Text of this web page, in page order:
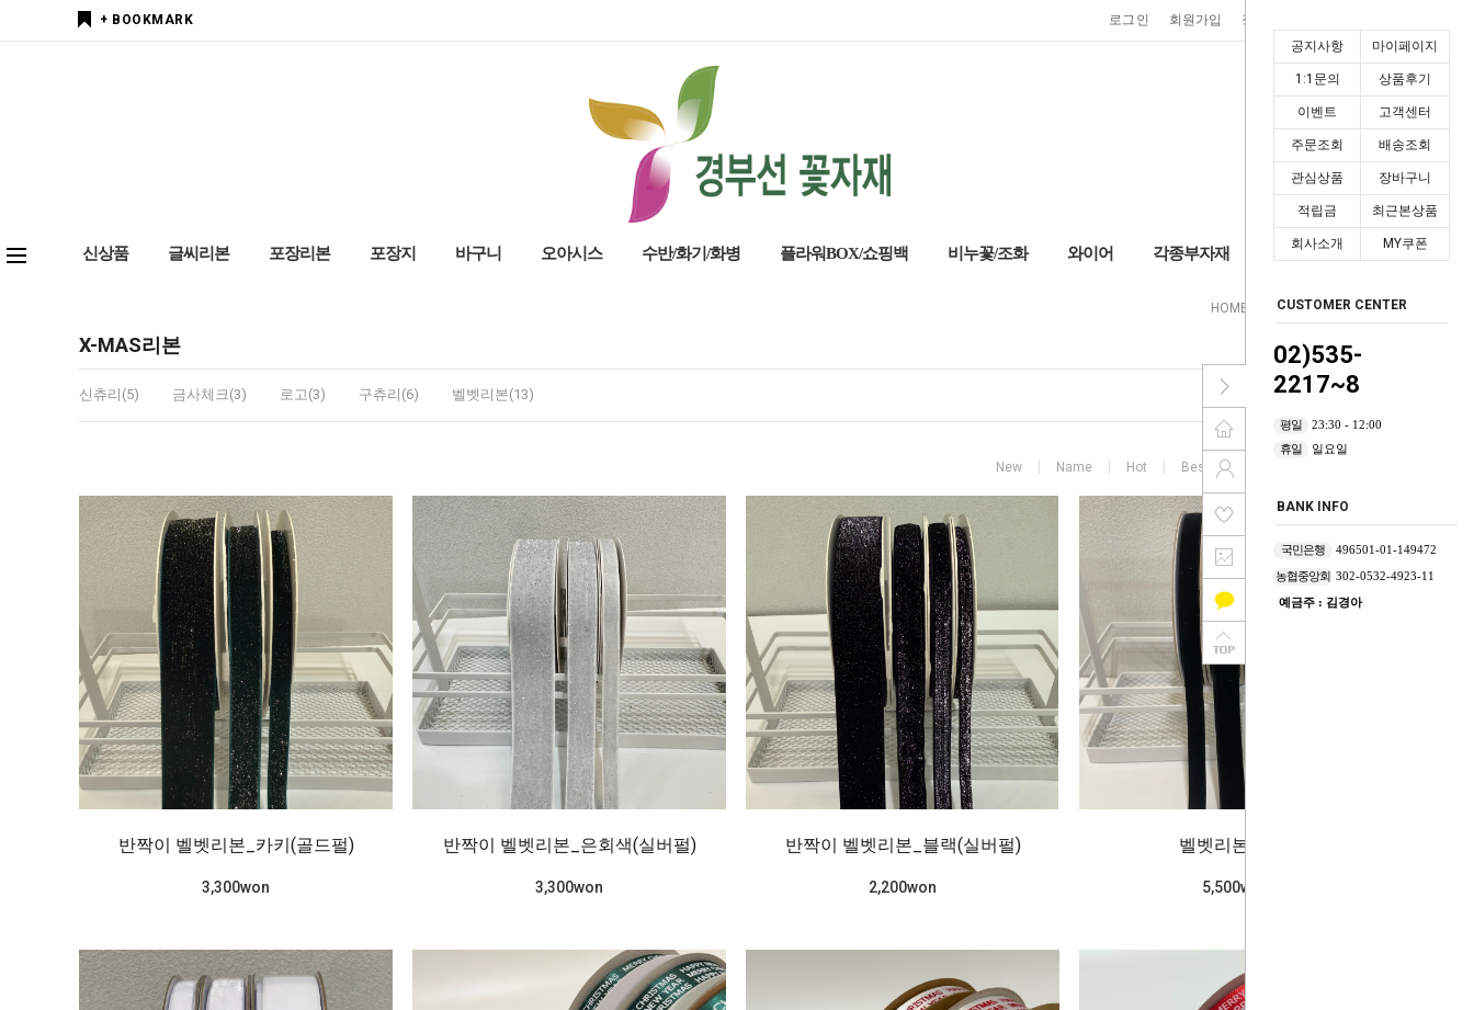
공지사항 마이페이지
1:1문의 상품후기
이벤트 고객센터
주문조회 배송조회
관심상품 장바구니
적립금 최근본상품
회사소개 MY쿠폰
CUSTOMER CENTER
02)535-
2217~8
평일
23:30 - 12:00
휴일
일요일
BANK INFO
국민은행
496501-01-149472
농협중앙회 302-0532-4923-11
예금주 : 김경아
+ BOOKMARK 로그인 회원가입 장바구니
신상품 글씨리본 포장리본 포장지 바구니 오아시스 수반/화기/화병 플라워BOX/쇼핑백 비누꽃/조화 와이어 각종부자재
HOME 포장리본>X-MAS리본
X-MAS리본
신츄리(5) 금사체크(3) 로고(3) 구츄리(6) 벨벳리본(13)
New Name Hot Best
반짝이 벨벳리본_카키(골드펄)
3,300won
반짝이 벨벳리본_은회색(실버펄)
3,300won
반짝이 벨벳리본_블랙(실버펄)
2,200won
벨벳리본_블랙
5,500won